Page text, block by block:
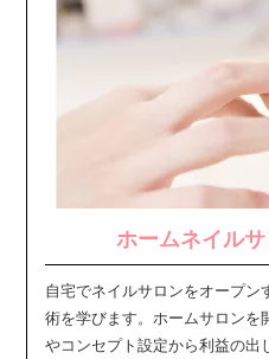
ホームネイル
自宅でネイルサロンをオープ
術を学びます。ホームサロンを
やコンセプト設定から利益の出